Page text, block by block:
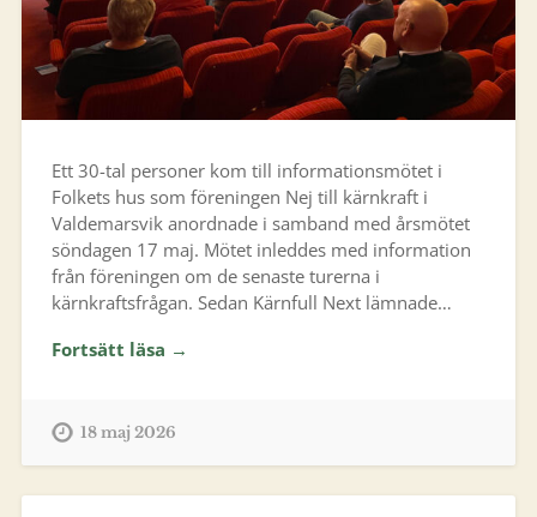
Ett 30-tal personer kom till informationsmötet i
Folkets hus som föreningen Nej till kärnkraft i
Valdemarsvik anordnade i samband med årsmötet
söndagen 17 maj. Mötet inleddes med information
från föreningen om de senaste turerna i
kärnkraftsfrågan. Sedan Kärnfull Next lämnade…
Fortsätt läsa →
18 maj 2026